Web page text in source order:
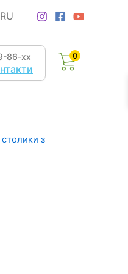
RU
86-хх 0
столики з